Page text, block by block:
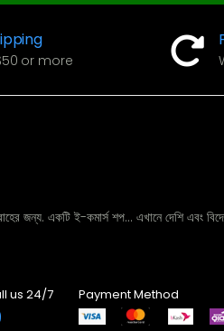
or more
জন্য. একটি ই-কমার্স শপ... এখানে দেশি এবং
us 24/7 Payment Method